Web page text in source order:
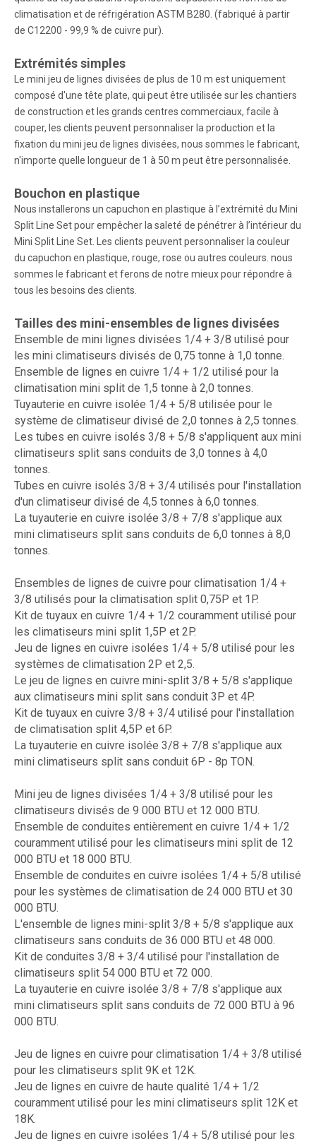
climatisation et de réfrigération ASTM B280. (fabriqué à partir
de C12200 - 99,9 % de cuivre pur).
Extrémités simples
Le mini jeu de lignes divisées de plus de 10 m est uniquement
composé d'une tête plate, qui peut être utilisée sur les chantiers
de construction et les grands centres commerciaux, facile à
couper, les clients peuvent personnaliser la production et la
fixation du mini jeu de lignes divisées, nous sommes le fabricant,
n'importe quelle longueur de 1 à 50 m peut être personnalisée.
Bouchon en plastique
Nous installerons un capuchon en plastique à l’extrémité du Mini
Split Line Set pour empêcher la saleté de pénétrer à l’intérieur du
Mini Split Line Set. Les clients peuvent personnaliser la couleur
du capuchon en plastique, rouge, rose ou autres couleurs. nous
sommes le fabricant et ferons de notre mieux pour répondre à
tous les besoins des clients.
Tailles des mini-ensembles de lignes divisées
Ensemble de mini lignes divisées 1/4 + 3/8 utilisé pour
les mini climatiseurs divisés de 0,75 tonne à 1,0 tonne.
Ensemble de lignes en cuivre 1/4 + 1/2 utilisé pour la
climatisation mini split de 1,5 tonne à 2,0 tonnes.
Tuyauterie en cuivre isolée 1/4 + 5/8 utilisée pour le
système de climatiseur divisé de 2,0 tonnes à 2,5 tonnes.
Les tubes en cuivre isolés 3/8 + 5/8 s'appliquent aux mini
climatiseurs split sans conduits de 3,0 tonnes à 4,0
tonnes.
Tubes en cuivre isolés 3/8 + 3/4 utilisés pour l'installation
d'un climatiseur divisé de 4,5 tonnes à 6,0 tonnes.
La tuyauterie en cuivre isolée 3/8 + 7/8 s'applique aux
mini climatiseurs split sans conduits de 6,0 tonnes à 8,0
tonnes.
Ensembles de lignes de cuivre pour climatisation 1/4 +
3/8 utilisés pour la climatisation split 0,75P et 1P.
Kit de tuyaux en cuivre 1/4 + 1/2 couramment utilisé pour
les climatiseurs mini split 1,5P et 2P.
Jeu de lignes en cuivre isolées 1/4 + 5/8 utilisé pour les
systèmes de climatisation 2P et 2,5.
Le jeu de lignes en cuivre mini-split 3/8 + 5/8 s'applique
aux climatiseurs mini split sans conduit 3P et 4P.
Kit de tuyaux en cuivre 3/8 + 3/4 utilisé pour l'installation
de climatisation split 4,5P et 6P.
La tuyauterie en cuivre isolée 3/8 + 7/8 s'applique aux
mini climatiseurs split sans conduit 6P - 8p TON.
Mini jeu de lignes divisées 1/4 + 3/8 utilisé pour les
climatiseurs divisés de 9 000 BTU et 12 000 BTU.
Ensemble de conduites entièrement en cuivre 1/4 + 1/2
couramment utilisé pour les climatiseurs mini split de 12
000 BTU et 18 000 BTU.
Ensemble de conduites en cuivre isolées 1/4 + 5/8 utilisé
pour les systèmes de climatisation de 24 000 BTU et 30
000 BTU.
L'ensemble de lignes mini-split 3/8 + 5/8 s'applique aux
climatiseurs sans conduits de 36 000 BTU et 48 000.
Kit de conduites 3/8 + 3/4 utilisé pour l'installation de
climatiseurs split 54 000 BTU et 72 000.
La tuyauterie en cuivre isolée 3/8 + 7/8 s'applique aux
mini climatiseurs split sans conduits de 72 000 BTU à 96
000 BTU.
Jeu de lignes en cuivre pour climatisation 1/4 + 3/8 utilisé
pour les climatiseurs split 9K et 12K.
Jeu de lignes en cuivre de haute qualité 1/4 + 1/2
couramment utilisé pour les mini climatiseurs split 12K et
18K.
Jeu de lignes en cuivre isolées 1/4 + 5/8 utilisé pour les